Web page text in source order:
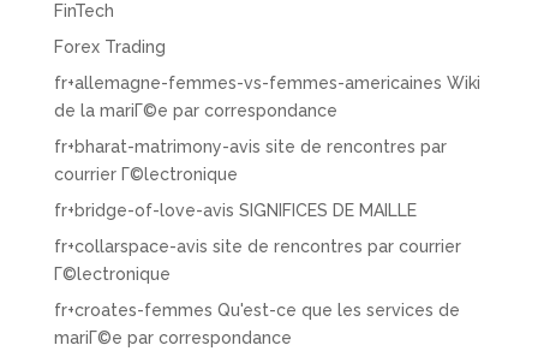
FinTech
Forex Trading
fr+allemagne-femmes-vs-femmes-americaines Wiki
de la mariГ©e par correspondance
fr+bharat-matrimony-avis site de rencontres par
courrier Г©lectronique
fr+bridge-of-love-avis SIGNIFICES DE MAILLE
fr+collarspace-avis site de rencontres par courrier
Г©lectronique
fr+croates-femmes Qu'est-ce que les services de
mariГ©e par correspondance